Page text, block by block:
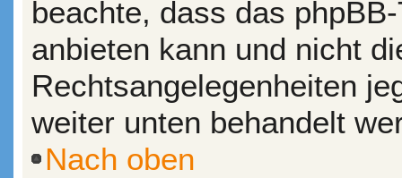
beachte, dass das
anbieten kann und nicht
Rechtsangelegenheiten
weiter unten behandelt
Nach oben